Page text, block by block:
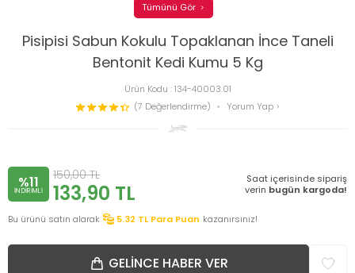
Pisipisi Sabun Kokulu Topaklanan İnce Taneli
Bentonit Kedi Kumu 5 Kg
Ürün Kodu :134-40003.01
(7 Değerlendirme)
Yorum Yap
Tümünü Gör
%11
INDIRIMLI
150,00TL
133,90 TL
Saat içerisinde sipariş
verin bugün kargoda!
Bu ürünü satın alarak 5.32 TL Para Puan kazanırsınız!
GELINCE HABER VER